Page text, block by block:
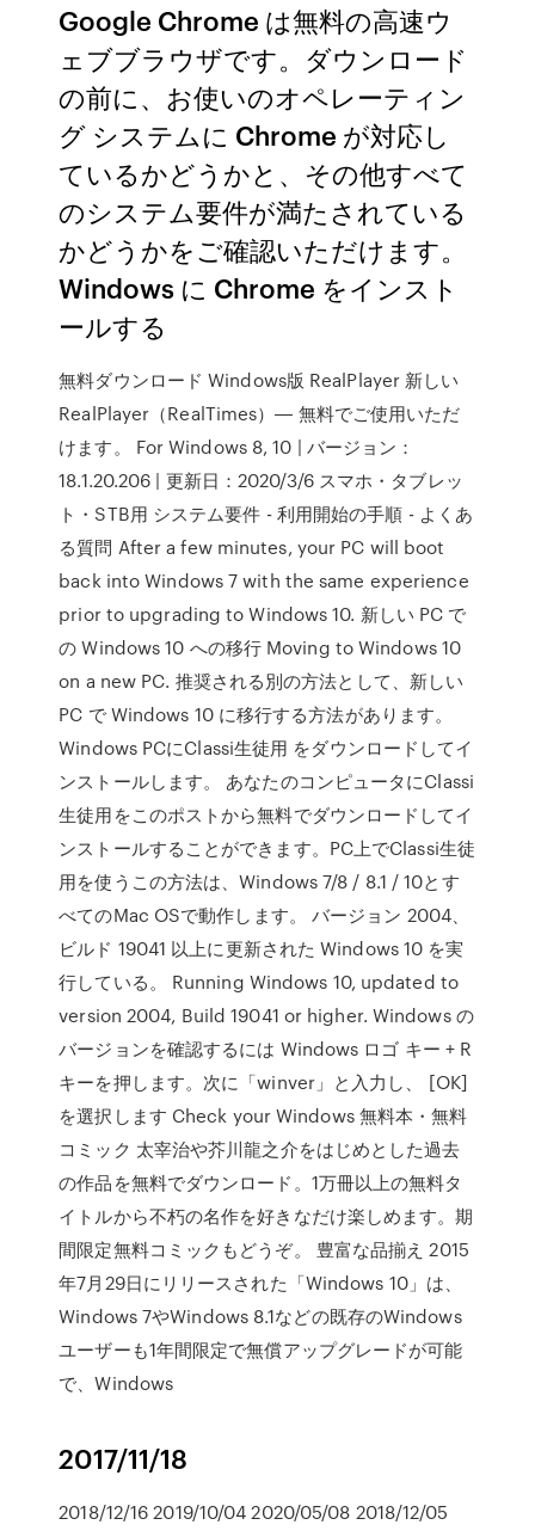
Google Chrome は無料の高速ウ
ェブブラウザです。ダウンロード
の前に、お使いのオペレーティン
グ システムに Chrome が対応し
ているかどうかと、その他すべて
のシステム要件が満たされている
かどうかをご確認いただけます。
Windows に Chrome をインスト
ールする
無料ダウンロード Windows版 RealPlayer 新しい
RealPlayer（RealTimes）― 無料でご使用いただ
けます。 For Windows 8, 10 | バージョン：
18.1.20.206 | 更新日：2020/3/6 スマホ・タブレッ
ト・STB用 システム要件 - 利用開始の手順 - よくあ
る質問 After a few minutes, your PC will boot
back into Windows 7 with the same experience
prior to upgrading to Windows 10. 新しい PC で
の Windows 10 への移行 Moving to Windows 10
on a new PC. 推奨される別の方法として、新しい
PC で Windows 10 に移行する方法があります。
Windows PCにClassi生徒用 をダウンロードしてイ
ンストールします。 あなたのコンピュータにClassi
生徒用をこのポストから無料でダウンロードしてイ
ンストールすることができます。PC上でClassi生徒
用を使うこの方法は、Windows 7/8 / 8.1 / 10とす
べてのMac OSで動作します。 バージョン 2004、
ビルド 19041 以上に更新された Windows 10 を実
行している。 Running Windows 10, updated to
version 2004, Build 19041 or higher. Windows の
バージョンを確認するには Windows ロゴ キー + R
キーを押します。次に「winver」と入力し、 [OK]
を選択します Check your Windows 無料本・無料
コミック 太宰治や芥川龍之介をはじめとした過去
の作品を無料でダウンロード。1万冊以上の無料タ
イトルから不朽の名作を好きなだけ楽しめます。期
間限定無料コミックもどうぞ。 豊富な品揃え 2015
年7月29日にリリースされた「Windows 10」は、
Windows 7やWindows 8.1などの既存のWindows
ユーザーも1年間限定で無償アップグレードが可能
で、Windows
2017/11/18
2018/12/16 2019/10/04 2020/05/08 2018/12/05